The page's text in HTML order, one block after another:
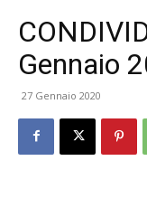
Gennaio
27 Gennaio 2020